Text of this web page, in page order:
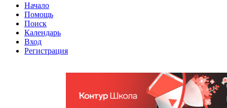
Начало
Помощь
Поиск
Календарь
Вход
Регистрация